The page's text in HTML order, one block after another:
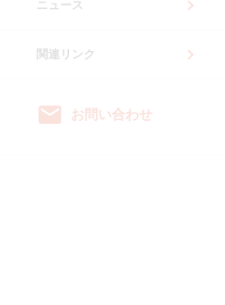
ニュース
関連リンク
email お問い合わせ